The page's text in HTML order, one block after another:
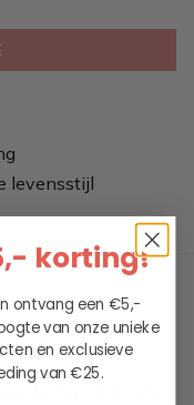
levensstijl
WP
&
korting!
ontvang een €5,-
van onze unieke
en exclusieve
van €25.